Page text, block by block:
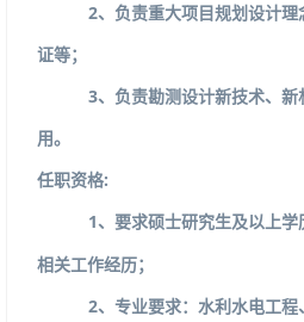
2、负责重大项目规划设计
证等；
3、负责勘测设计新技术、
用。
任职资格:
1、要求硕士研究生及以上学
相关工作经历；
2、专业要求：水利水电工程